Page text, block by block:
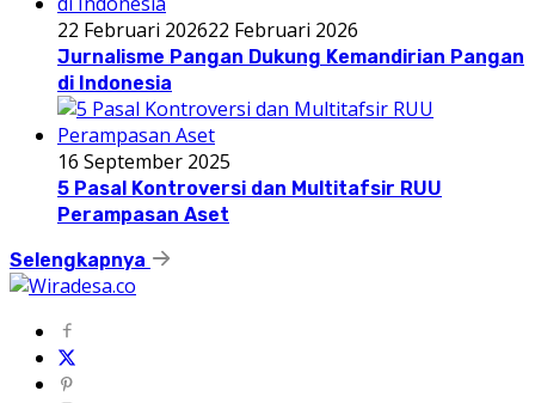
22 Februari 202622 Februari 2026
Jurnalisme Pangan Dukung Kemandirian Pangan
di Indonesia
16 September 2025
5 Pasal Kontroversi dan Multitafsir RUU
Perampasan Aset
Selengkapnya